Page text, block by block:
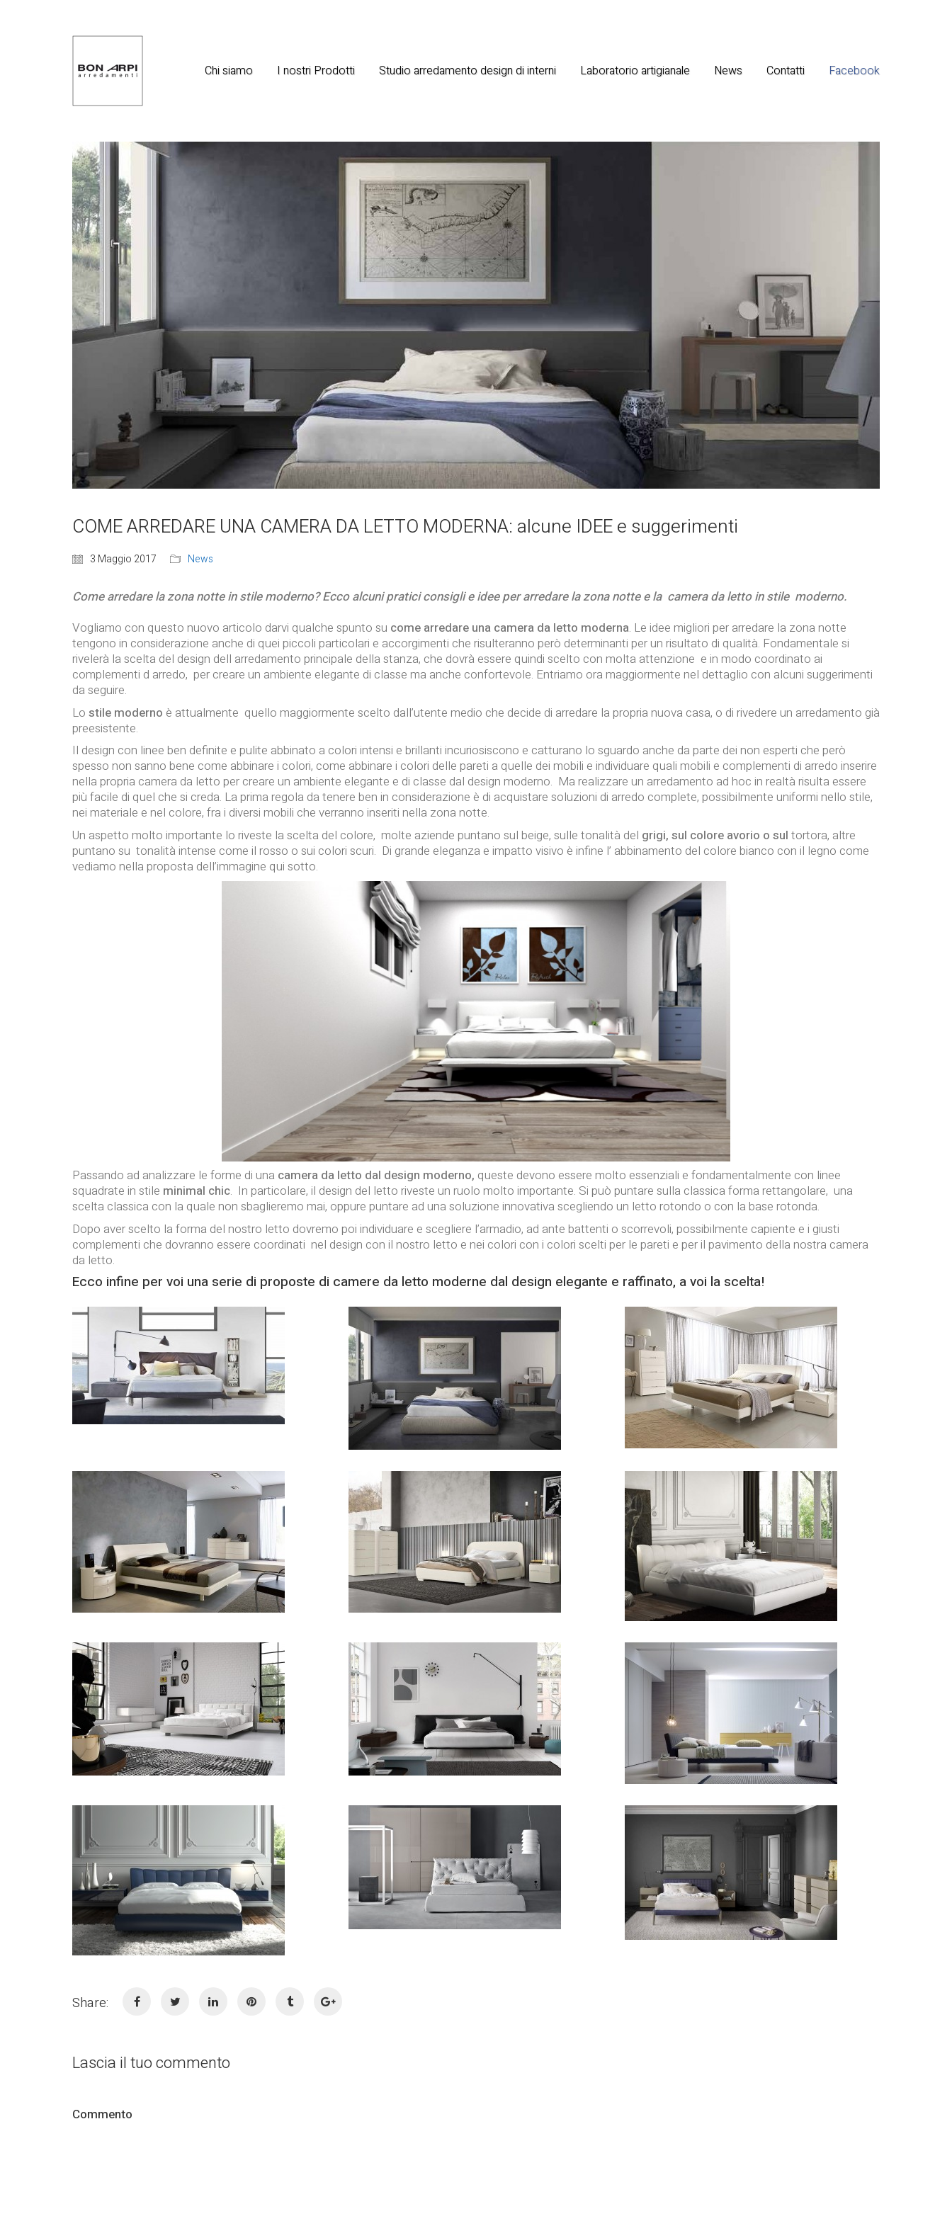
Chi siamo I nostri Prodotti Studio arredamento design di interni Laboratorio artigianale News Contatti Facebook
COME ARREDARE UNA CAMERA DA LETTO MODERNA: alcune IDEE e suggerimenti
3 Maggio 2017 News
Come arredare la zona notte in stile moderno? Ecco alcuni pratici consigli e idee per arredare la zona notte e la camera da letto in stile moderno.
Vogliamo con questo nuovo articolo darvi qualche spunto su come arredare una camera da letto moderna. Le idee migliori per arredare la zona notte
tengono in considerazione anche di quei piccoli particolari e accorgimenti che risulteranno però determinanti per un risultato di qualità. Fondamentale si
rivelerà la scelta del design dell arredamento principale della stanza, che dovrà essere quindi scelto con molta attenzione e in modo coordinato ai
complementi d arredo, per creare un ambiente elegante di classe ma anche confortevole. Entriamo ora maggiormente nel dettaglio con alcuni suggerimenti
da seguire.
Lo stile moderno è attualmente quello maggiormente scelto dall’utente medio che decide di arredare la propria nuova casa, o di rivedere un arredamento già
preesistente.
Il design con linee ben definite e pulite abbinato a colori intensi e brillanti incuriosiscono e catturano lo sguardo anche da parte dei non esperti che però
spesso non sanno bene come abbinare i colori, come abbinare i colori delle pareti a quelle dei mobili e individuare quali mobili e complementi di arredo inserire
nella propria camera da letto per creare un ambiente elegante e di classe dal design moderno. Ma realizzare un arredamento ad hoc in realtà risulta essere
più facile di quel che si creda. La prima regola da tenere ben in considerazione è di acquistare soluzioni di arredo complete, possibilmente uniformi nello stile,
nei materiale e nel colore, fra i diversi mobili che verranno inseriti nella zona notte.
Un aspetto molto importante lo riveste la scelta del colore, molte aziende puntano sul beige, sulle tonalità del grigi, sul colore avorio o sul tortora, altre
puntano su tonalità intense come il rosso o sui colori scuri. Di grande eleganza e impatto visivo è infine l’ abbinamento del colore bianco con il legno come
vediamo nella proposta dell’immagine qui sotto.
Passando ad analizzare le forme di una camera da letto dal design moderno, queste devono essere molto essenziali e fondamentalmente con linee
squadrate in stile minimal chic. In particolare, il design del letto riveste un ruolo molto importante. Si può puntare sulla classica forma rettangolare, una
scelta classica con la quale non sbaglieremo mai, oppure puntare ad una soluzione innovativa scegliendo un letto rotondo o con la base rotonda.
Dopo aver scelto la forma del nostro letto dovremo poi individuare e scegliere l’armadio, ad ante battenti o scorrevoli, possibilmente capiente e i giusti
complementi che dovranno essere coordinati nel design con il nostro letto e nei colori con i colori scelti per le pareti e per il pavimento della nostra camera
da letto.
Ecco infine per voi una serie di proposte di camere da letto moderne dal design elegante e raffinato, a voi la scelta!
Share:
Lascia il tuo commento
Commento